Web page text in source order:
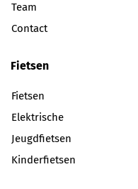
Team
Contact
Fietsen
Fietsen
Elektrische
Jeugdfietsen
Kinderfietsen